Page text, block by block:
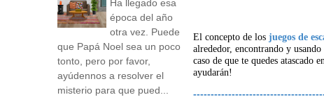
El concepto de losjuegos de
alrededor, encontrando y
caso de que te quedes atascado
ayudarán!
Ha llegado esa
época del año
otra vez. Puede
que Papá Noel sea un poco
tonto, pero por favor,
ayúdennos a resolver el
misterio para que pued...